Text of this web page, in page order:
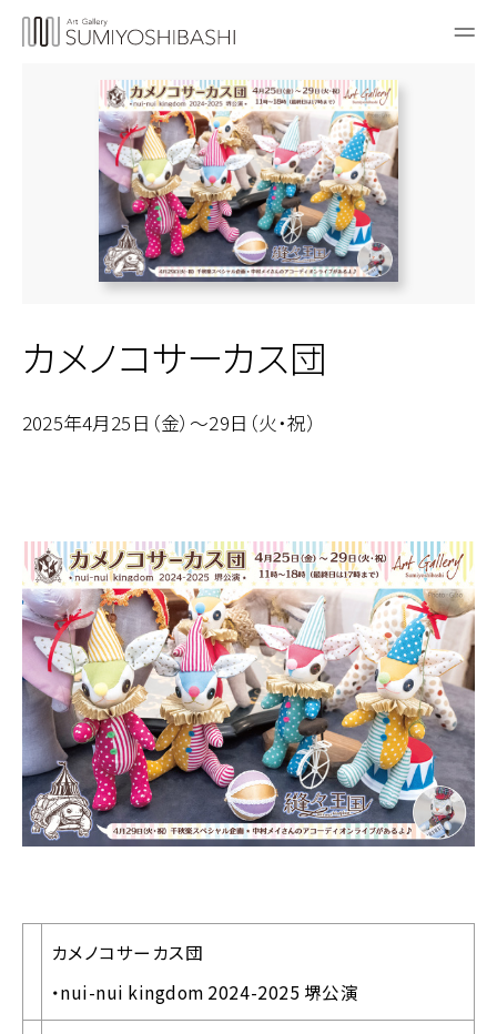
カメノコサーカス団
2025年4月25日（金）～29日（火・祝）
カメノコサーカス団
・nui-nui kingdom 2024-2025 堺公演